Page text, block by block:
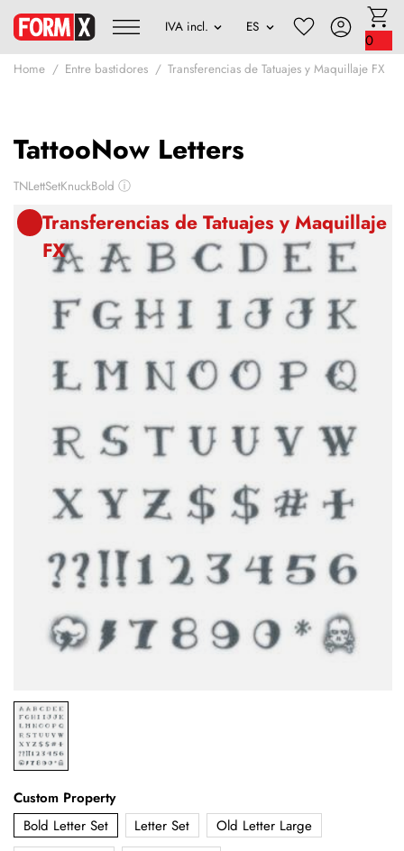
0
Home Entre bastidores Transferencias de Tatuajes y Maquillaje FX
TattooNow Letters
TNLettSetKnuckBold ⓘ
Transferencias de Tatuajes y Maquillaje
FX
Custom Property
Bold Letter Set
Letter Set
Old Letter Large